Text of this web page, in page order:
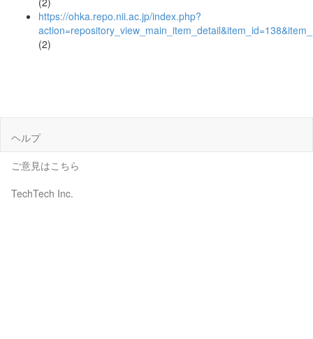
https://ohka.repo.nii.ac.jp/index.php?
(2)
ヘルプ
ご意見はこちら
TechTech Inc.